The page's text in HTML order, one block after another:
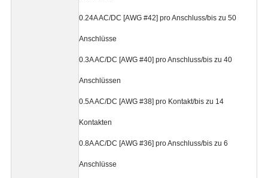
0.24A AC/DC [AWG #42] pro Anschluss/bis zu 50
Anschlüsse
0.3A AC/DC [AWG #40] pro Anschluss/bis zu 40
Anschlüssen
0.5A AC/DC [AWG #38] pro Kontakt/bis zu 14
Kontakten
0.8A AC/DC [AWG #36] pro Anschluss/bis zu 6
Anschlüsse